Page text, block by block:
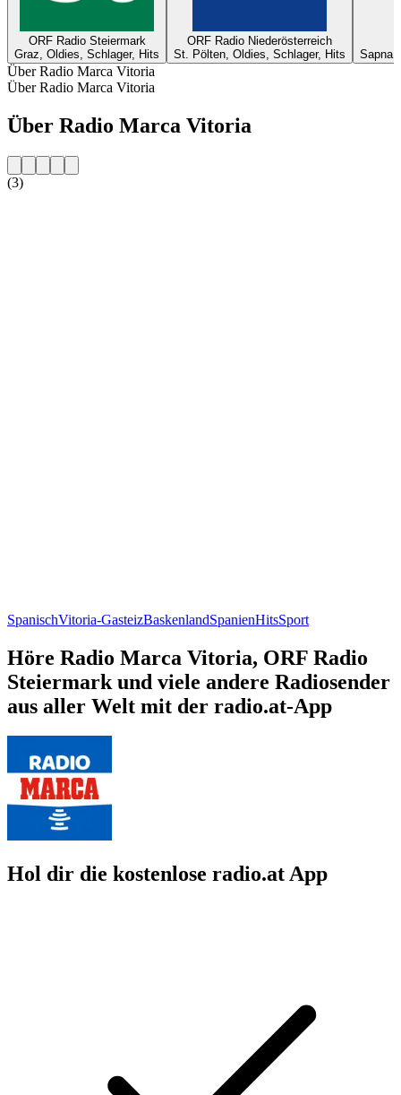
ORF Radio Steiermark
Graz, Oldies, Schlager, Hits
ORF Radio Niederösterreich
St. Pölten, Oldies, Schlager, Hits
Sapna,
Über Radio Marca Vitoria
Über Radio Marca Vitoria
Über Radio Marca Vitoria
(3)
SpanischVitoria-GasteizBaskenlandSpanienHitsSport
Höre Radio Marca Vitoria, ORF Radio
Steiermark und viele andere Radiosender
aus aller Welt mit der radio.at-App
Hol dir die kostenlose radio.at App